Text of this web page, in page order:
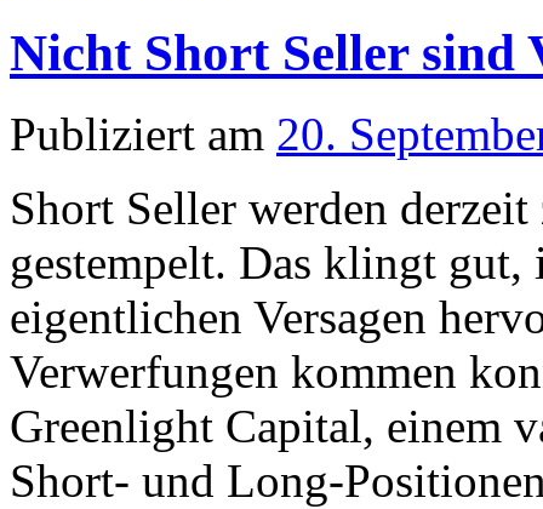
Nicht Short Seller sind
Publiziert am 20.
Short Seller werden
gestempelt. Das klingt
eigentlichen Versagen
Verwerfungen kommen
Greenlight Capital, einem
Short- und Long-